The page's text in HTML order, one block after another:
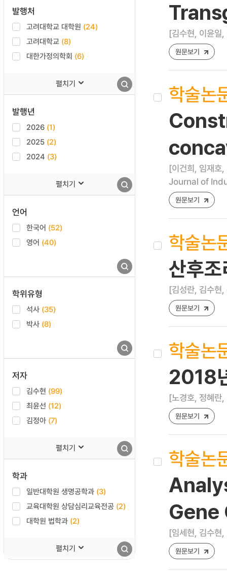
발행처
고려대학교 대학원 (24)
고려대학교 (8)
대한가정의학회 (6)
펼치기
발행년
2026 (1)
2025 (2)
2024 (3)
펼치기
언어
한국어 (52)
영어 (40)
학위유형
석사 (35)
박사 (8)
저자
김수현 (99)
최윤선 (12)
김정아 (7)
펼치기
학과
일반대학원 생명공학과 (3)
교육대학원 상담심리교육전공 (2)
대학원 법학과 (2)
펼치기
[김수현, 이윤일
원문보기
학술논
[이건희, 임재호
Journal of
원문보기
학술논
산후
[김성란, 김수현
원문보기
학술논
2018
[노경호, 정혜란
원문보기
학술논
[임세현, 김수현
원문보기